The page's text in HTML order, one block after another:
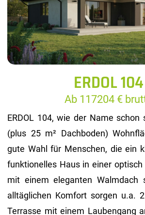
ERDOL 104
Ab 117204 €
ERDOL 104, wie der Name schon
(plus 25 m² Dachboden)
gute Wahl für Menschen, die ein
funktionelles Haus in einer
mit einem eleganten Walmdach
alltäglichen Komfort sorgen u.a.
Terrasse mit einem Laubengang